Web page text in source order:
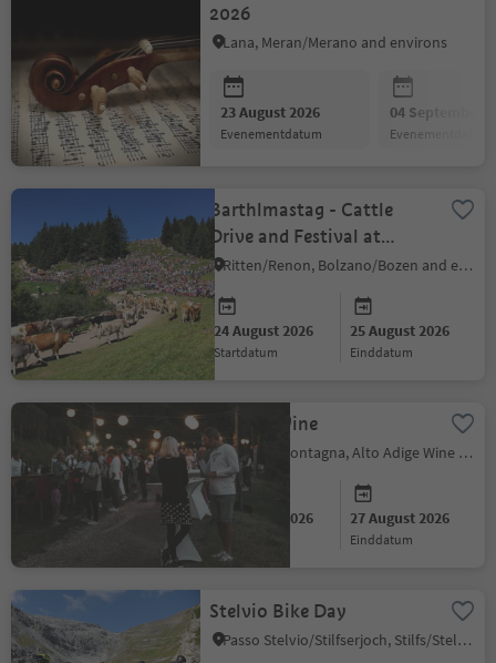
2026
Lana, Meran/Merano and environs
23 August 2026
evenementdatum
04 September
evenementdatum
Barthlmastag - Cattle
Drive and Festival at
Rittner Horn
Ritten/Renon, Bolzano/Bozen and environs
24 August 2026
startdatum
25 August 2026
einddatum
Glen & Wine
Montan/Montagna, Alto Adige Wine Road
27 August 2026 27 August 2026
einddatum
Stelvio Bike Day
Passo Stelvio/Stilfserjoch, Stilfs/Stelvio, Vinschgau/Val Venosta